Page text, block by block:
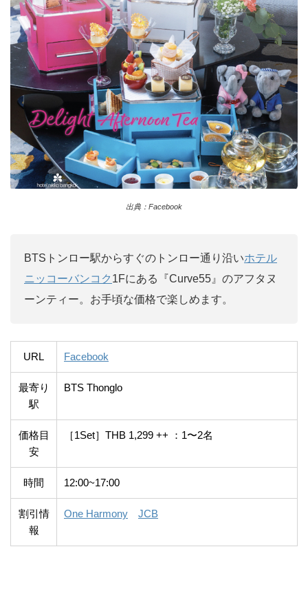
出典：Facebook
BTSトンロー駅からすぐのトンロー通り沿いホテル
ニッコーバンコク 1Fにある『Curve55』のアフタヌ
ーンティー。お手頃な価格で楽しめます。
URL Facebook
最寄り
駅
BTS Thonglo
価格目
安
［1Set］THB 1,299 ++ ：1〜2名
時間 12:00~17:00
割引情
報
One Harmony JCB